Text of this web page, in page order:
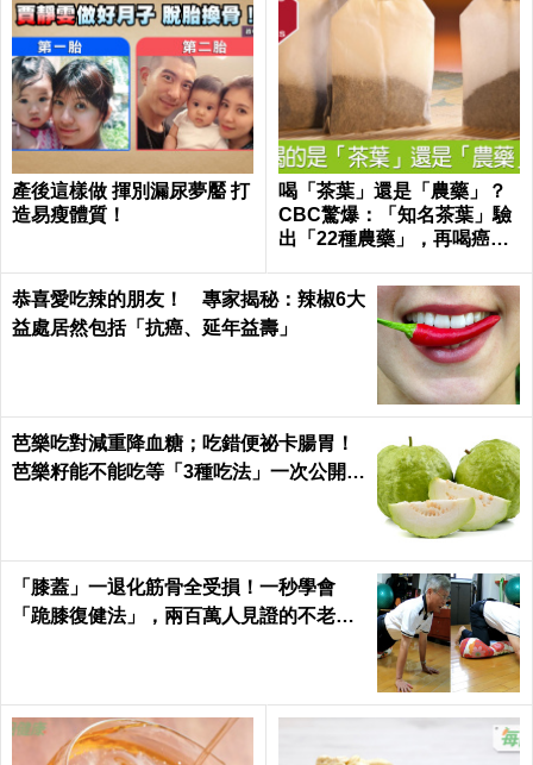
產後這樣做 揮別漏尿夢靨 打
造易瘦體質！
喝「茶葉」還是「農藥」？
CBC驚爆：「知名茶葉」驗
出「22種農藥」，再喝癌
日健康 Health
恭喜愛吃辣的朋友！ 專家揭秘：辣椒6大
益處居然包括「抗癌、延年益壽」
芭樂吃對減重降血糖；吃錯便祕卡腸胃！
芭樂籽能不能吃等「3種吃法」一次公開｜
「膝蓋」一退化筋骨全受損！一秒學會
「跪膝復健法」，兩百萬人見證的不老伸